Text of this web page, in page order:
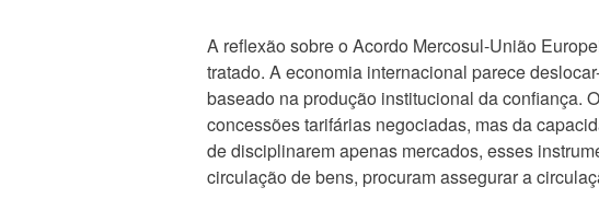
A reflexão sobre o Acordo Mercosul-União
tratado. A economia internacional parece
baseado na produção institucional da confiança.
concessões tarifárias negociadas, mas da
de disciplinarem apenas mercados, esses
circulação de bens, procuram assegurar a